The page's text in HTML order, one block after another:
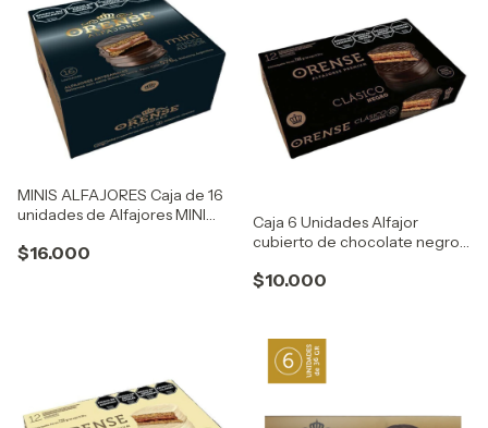
MINIS ALFAJORES Caja de 16
unidades de Alfajores MINI
semiamargo negro
$16.000
Caja 6 Unidades Alfajor
cubierto de chocolate negro
$10.000